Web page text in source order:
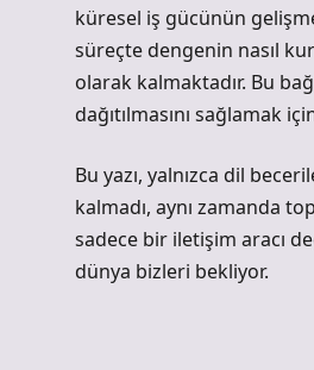
küresel iş gücünün
süreçte dengenin nasıl
olarak kalmaktadır. Bu
dağıtılmasını sağlamak
Bu yazı, yalnızca dil
kalmadı, aynı zamanda
sadece bir iletişim aracı
dünya bizleri bekliyor.